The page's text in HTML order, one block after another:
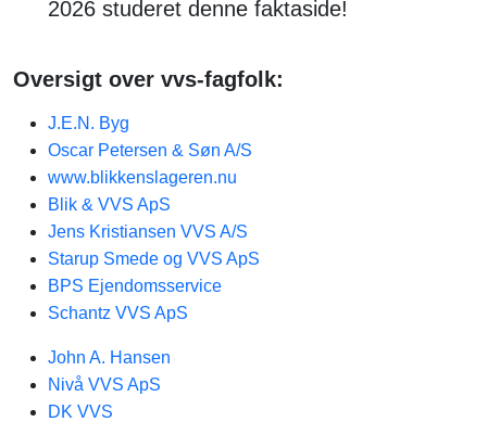
2026 studeret denne faktaside!
Oversigt over vvs-fagfolk:
J.E.N. Byg
Oscar Petersen & Søn A/S
www.blikkenslageren.nu
Blik & VVS ApS
Jens Kristiansen VVS A/S
Starup Smede og VVS ApS
BPS Ejendomsservice
Schantz VVS ApS
John A. Hansen
Nivå VVS ApS
DK VVS